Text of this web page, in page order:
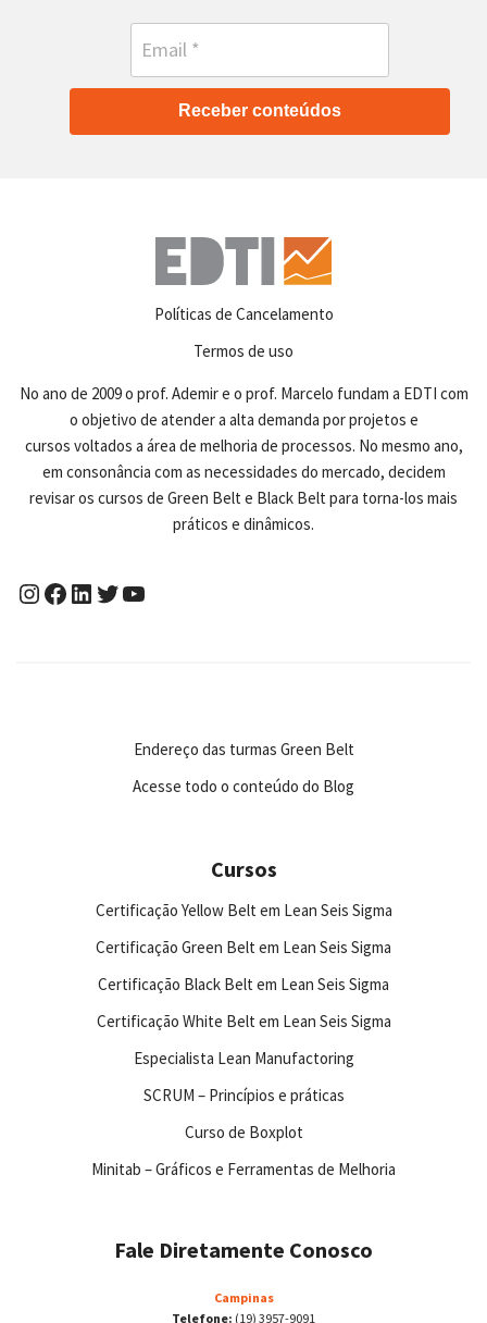
Receber conteúdos
Políticas de Cancelamento
Termos de uso
No ano de 2009 o prof. Ademir e o prof. Marcelo fundam a EDTI com
o objetivo de atender a alta demanda por projetos e
cursos voltados a área de melhoria de processos. No mesmo ano,
em consonância com as necessidades do mercado, decidem
revisar os cursos de Green Belt e Black Belt para torna-los mais
práticos e dinâmicos.
Endereço das turmas Green Belt
Acesse todo o conteúdo do Blog
Cursos
Certificação Yellow Belt em Lean Seis Sigma
Certificação Green Belt em Lean Seis Sigma
Certificação Black Belt em Lean Seis Sigma
Certificação White Belt em Lean Seis Sigma
Especialista Lean Manufactoring
SCRUM – Princípios e práticas
Curso de Boxplot
Minitab – Gráficos e Ferramentas de Melhoria
Fale Diretamente Conosco
Campinas
Telefone: (19) 3957-9091